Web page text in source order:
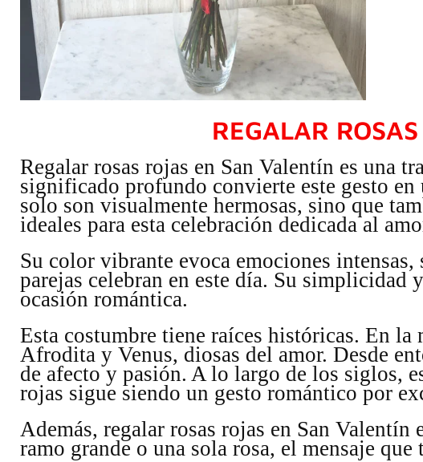
REGALAR
Regalar rosas rojas en San Valentín es una
significado profundo convierte este gesto
solo son visualmente hermosas, sino que
ideales para esta celebración dedicada al
Su color vibrante evoca emociones
parejas celebran en este día. Su simplicidad
ocasión romántica.
Esta costumbre tiene raíces históricas. En
Afrodita y Venus, diosas del amor. Desde
de afecto y pasión. A lo largo de los siglos,
rojas sigue siendo un gesto romántico por
Además, regalar rosas rojas en San Valentín
ramo grande o una sola rosa, el mensaje